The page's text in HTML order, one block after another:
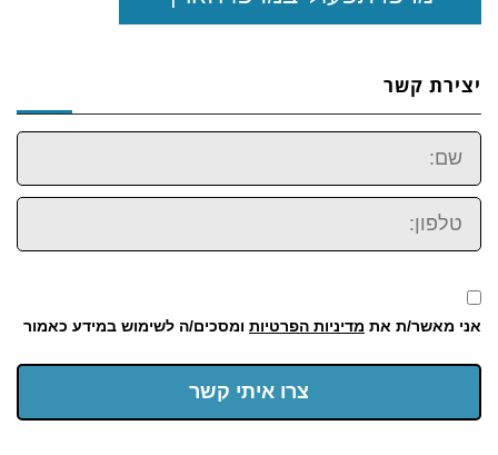
יצירת קשר
שם:
טלפון:
אני מאשר/ת את מדיניות הפרטיות ומסכים/ה לשימוש במידע כאמור
צרו איתי קשר